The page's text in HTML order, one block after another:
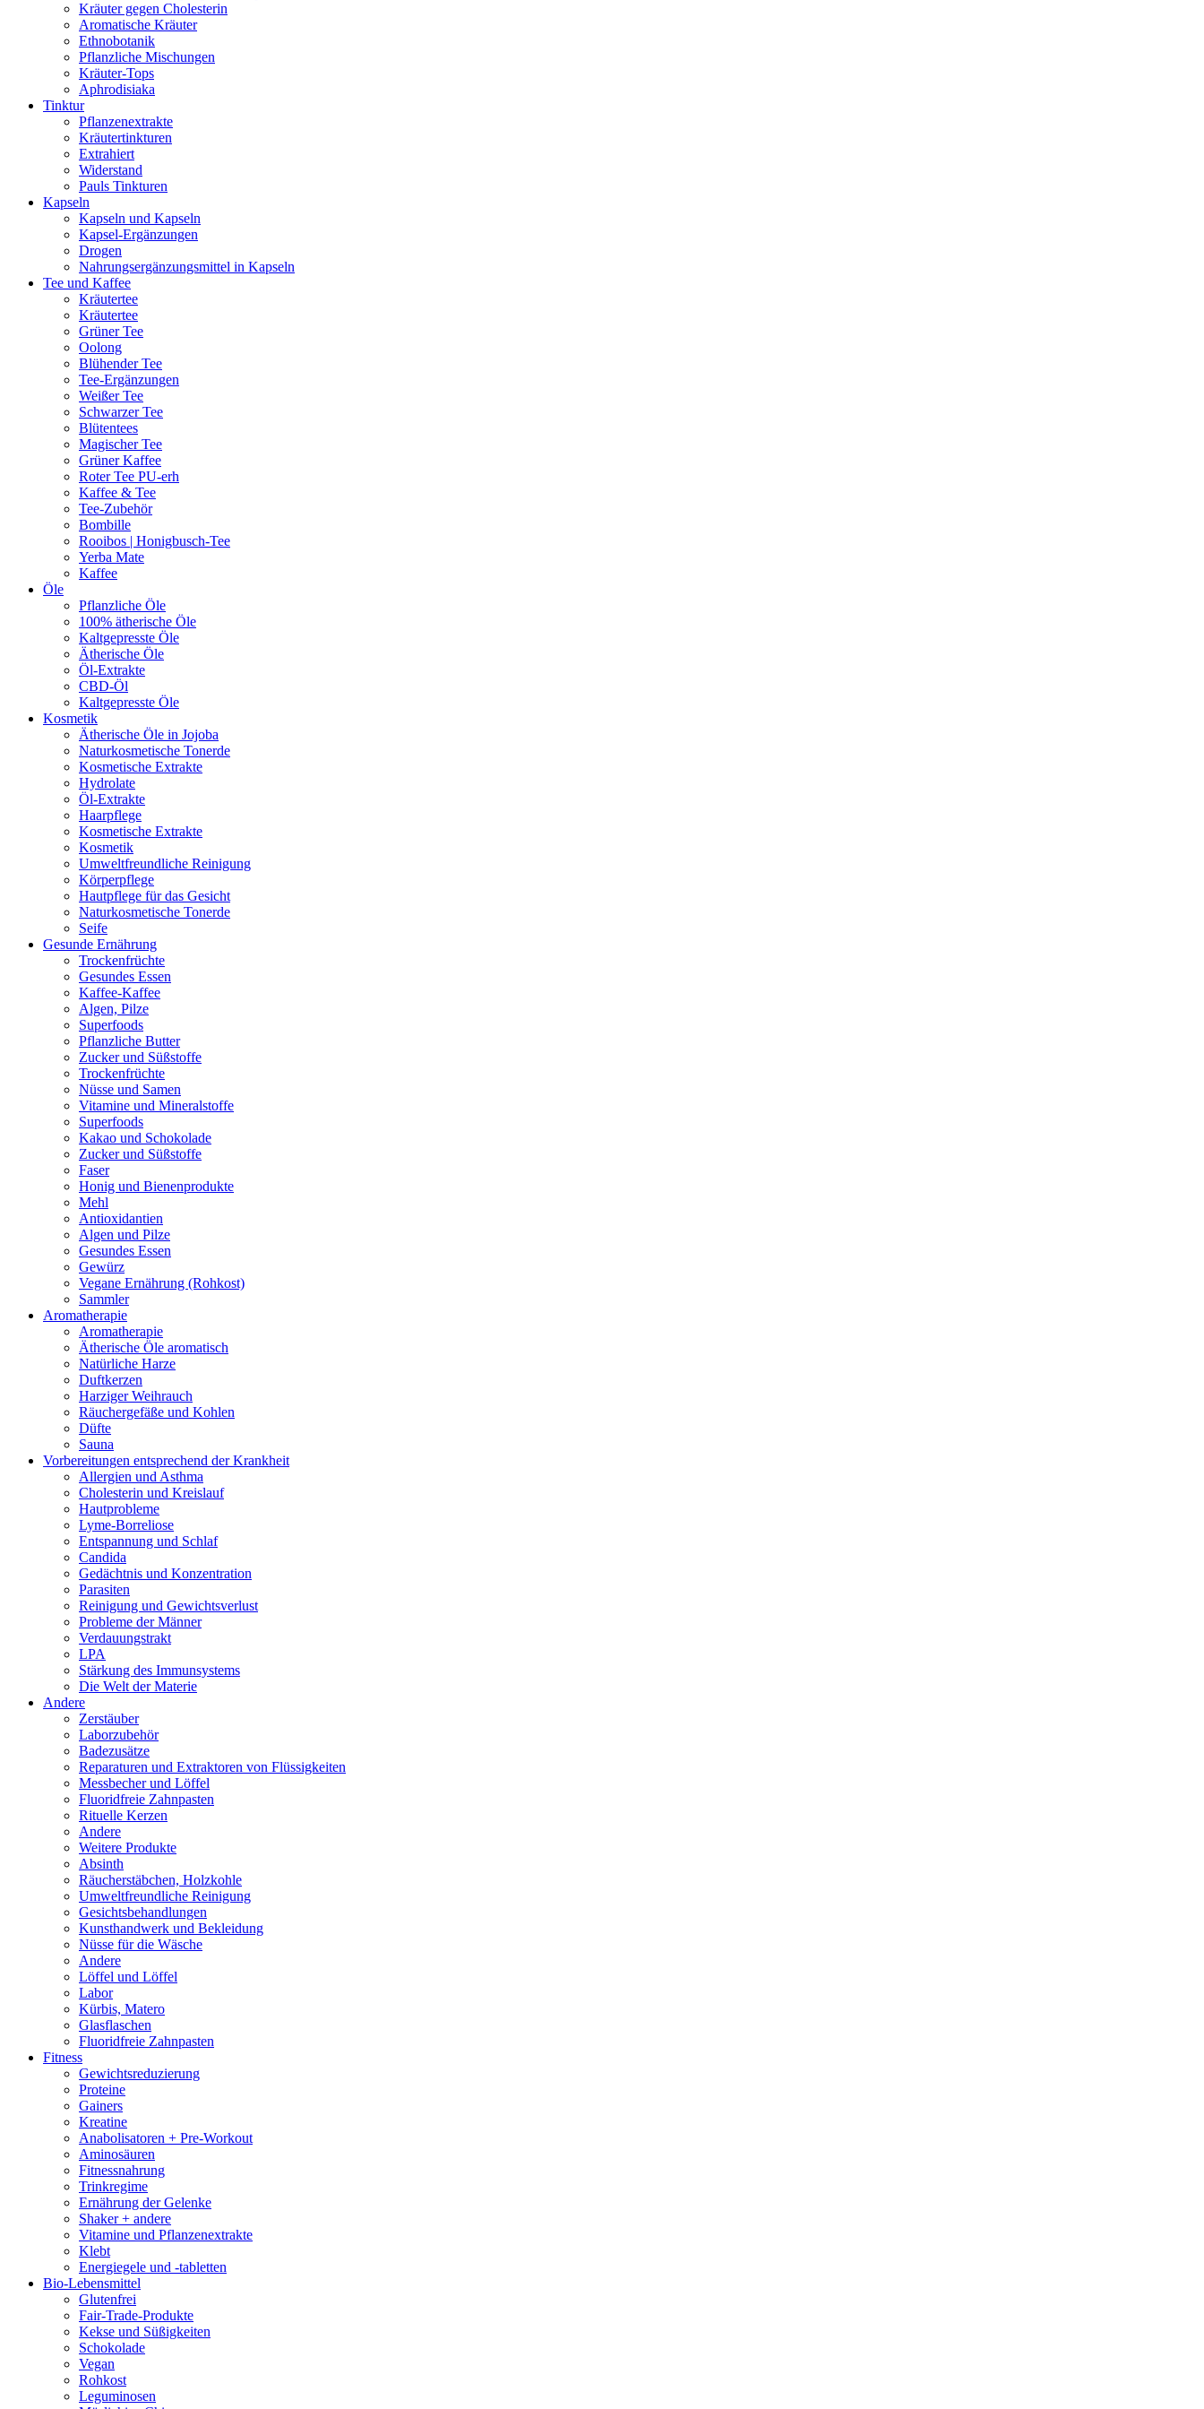
Kräuter gegen Cholesterin
Aromatische Kräuter
Ethnobotanik
Pflanzliche Mischungen
Kräuter-Tops
Aphrodisiaka
Tinktur
Pflanzenextrakte
Kräutertinkturen
Extrahiert
Widerstand
Pauls Tinkturen
Kapseln
Kapseln und Kapseln
Kapsel-Ergänzungen
Drogen
Nahrungsergänzungsmittel in Kapseln
Tee und Kaffee
Kräutertee
Kräutertee
Grüner Tee
Oolong
Blühender Tee
Tee-Ergänzungen
Weißer Tee
Schwarzer Tee
Blütentees
Magischer Tee
Grüner Kaffee
Roter Tee PU-erh
Kaffee & Tee
Tee-Zubehör
Bombille
Rooibos | Honigbusch-Tee
Yerba Mate
Kaffee
Öle
Pflanzliche Öle
100% ätherische Öle
Kaltgepresste Öle
Ätherische Öle
Öl-Extrakte
CBD-Öl
Kaltgepresste Öle
Kosmetik
Ätherische Öle in Jojoba
Naturkosmetische Tonerde
Kosmetische Extrakte
Hydrolate
Öl-Extrakte
Haarpflege
Kosmetische Extrakte
Kosmetik
Umweltfreundliche Reinigung
Körperpflege
Hautpflege für das Gesicht
Naturkosmetische Tonerde
Seife
Gesunde Ernährung
Trockenfrüchte
Gesundes Essen
Kaffee-Kaffee
Algen, Pilze
Superfoods
Pflanzliche Butter
Zucker und Süßstoffe
Trockenfrüchte
Nüsse und Samen
Vitamine und Mineralstoffe
Superfoods
Kakao und Schokolade
Zucker und Süßstoffe
Faser
Honig und Bienenprodukte
Mehl
Antioxidantien
Algen und Pilze
Gesundes Essen
Gewürz
Vegane Ernährung (Rohkost)
Sammler
Aromatherapie
Aromatherapie
Ätherische Öle aromatisch
Natürliche Harze
Duftkerzen
Harziger Weihrauch
Räuchergefäße und Kohlen
Düfte
Sauna
Vorbereitungen entsprechend der Krankheit
Allergien und Asthma
Cholesterin und Kreislauf
Hautprobleme
Lyme-Borreliose
Entspannung und Schlaf
Candida
Gedächtnis und Konzentration
Parasiten
Reinigung und Gewichtsverlust
Probleme der Männer
Verdauungstrakt
LPA
Stärkung des Immunsystems
Die Welt der Materie
Andere
Zerstäuber
Laborzubehör
Badezusätze
Reparaturen und Extraktoren von Flüssigkeiten
Messbecher und Löffel
Fluoridfreie Zahnpasten
Rituelle Kerzen
Andere
Weitere Produkte
Absinth
Räucherstäbchen, Holzkohle
Umweltfreundliche Reinigung
Gesichtsbehandlungen
Kunsthandwerk und Bekleidung
Nüsse für die Wäsche
Andere
Löffel und Löffel
Labor
Kürbis, Matero
Glasflaschen
Fluoridfreie Zahnpasten
Fitness
Gewichtsreduzierung
Proteine
Gainers
Kreatine
Anabolisatoren + Pre-Workout
Aminosäuren
Fitnessnahrung
Trinkregime
Ernährung der Gelenke
Shaker + andere
Vitamine und Pflanzenextrakte
Klebt
Energiegele und -tabletten
Bio-Lebensmittel
Glutenfrei
Fair-Trade-Produkte
Kekse und Süßigkeiten
Schokolade
Vegan
Rohkost
Leguminosen